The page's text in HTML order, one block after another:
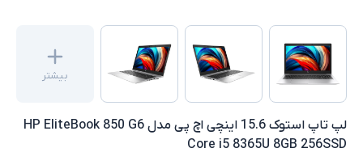
بیشتر
لپ تاپ استوک 15.6 اینچی اچ پی مدل HP EliteBook 850 G6
Core i5 8365U 8GB 256SSD